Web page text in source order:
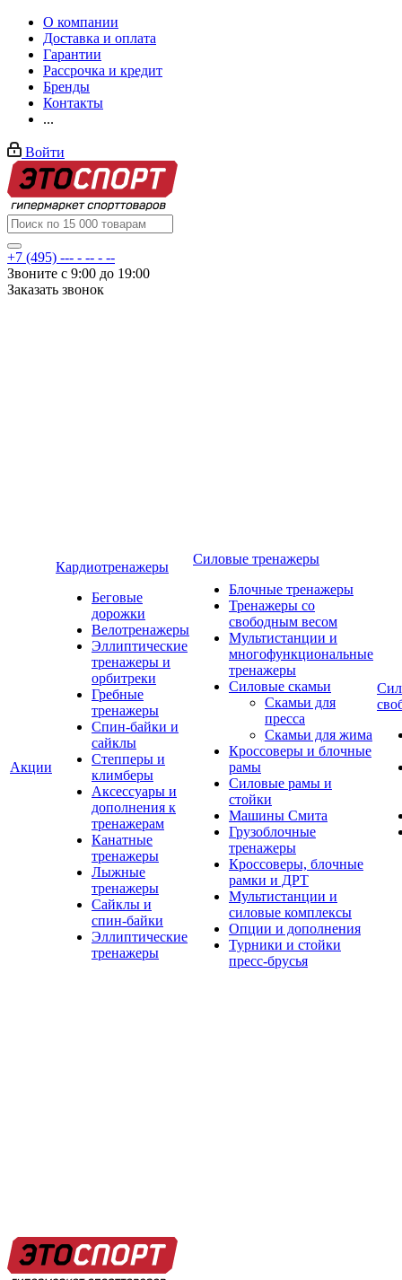
О компании
Доставка и оплата
Гарантии
Рассрочка и кредит
Бренды
Контакты
...
Войти
+7 (495) --- - -- - --
Звоните с 9:00 до 19:00
Заказать звонок
Акции
Кардиотренажеры
Беговые
дорожки
Велотренажеры
Эллиптические
тренажеры и
орбитреки
Гребные
тренажеры
Спин-байки и
сайклы
Степперы и
климберы
Аксессуары и
дополнения к
тренажерам
Канатные
тренажеры
Лыжные
тренажеры
Сайклы и
спин-байки
Эллиптические
тренажеры
Силовые тренажеры
Блочные тренажеры
Тренажеры со
свободным весом
Мультистанции и
многофункциональные
тренажеры
Силовые скамьи
Скамьи для
пресса
Скамьи для жима
Кроссоверы и блочные
рамы
Силовые рамы и
стойки
Машины Смита
Грузоблочные
тренажеры
Кроссоверы, блочные
рамки и ДРТ
Мультистанции и
силовые комплексы
Опции и дополнения
Турники и стойки
пресс-брусья